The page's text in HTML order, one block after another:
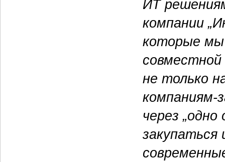
ИТ
компании
которые мы
не только
компаниям-
через
закупаться